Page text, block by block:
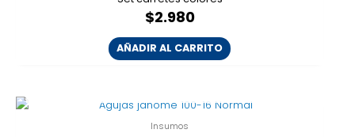
$2.980
AÑADIR AL CARRITO
Insumos